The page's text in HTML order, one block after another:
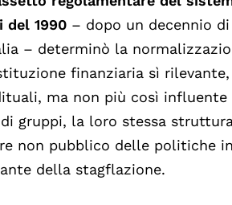
del 1990 – dopo un decennio
– determinò la
finanziaria sì
ma non più così influente
gruppi, la loro stessa
non pubblico delle politiche
della stagflazione.